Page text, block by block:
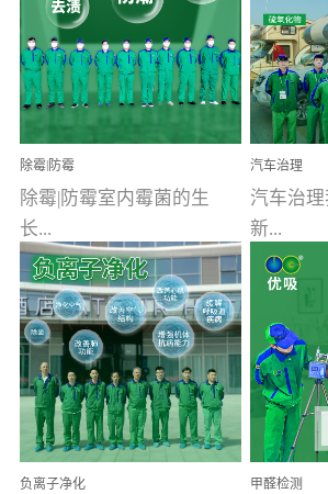
文明的进步，创造了多姿
多彩的家居产品和生活情
调，但也带来了以甲醛为
首的室内...
液，具备
毒的功
99.99%
液来说
除霉|防霉
除霉|防霉室内霉菌的生
长...
受温度、湿度、基质养
分、通风四个条件影响，
温暖潮湿、营养物质多、
通风缓慢的空间最易滋生
大量霉菌的...
汽车治理
汽车治
新...
装修完
车的甲
重。汽
配件、
些都是
负离子净化 甲醛检测